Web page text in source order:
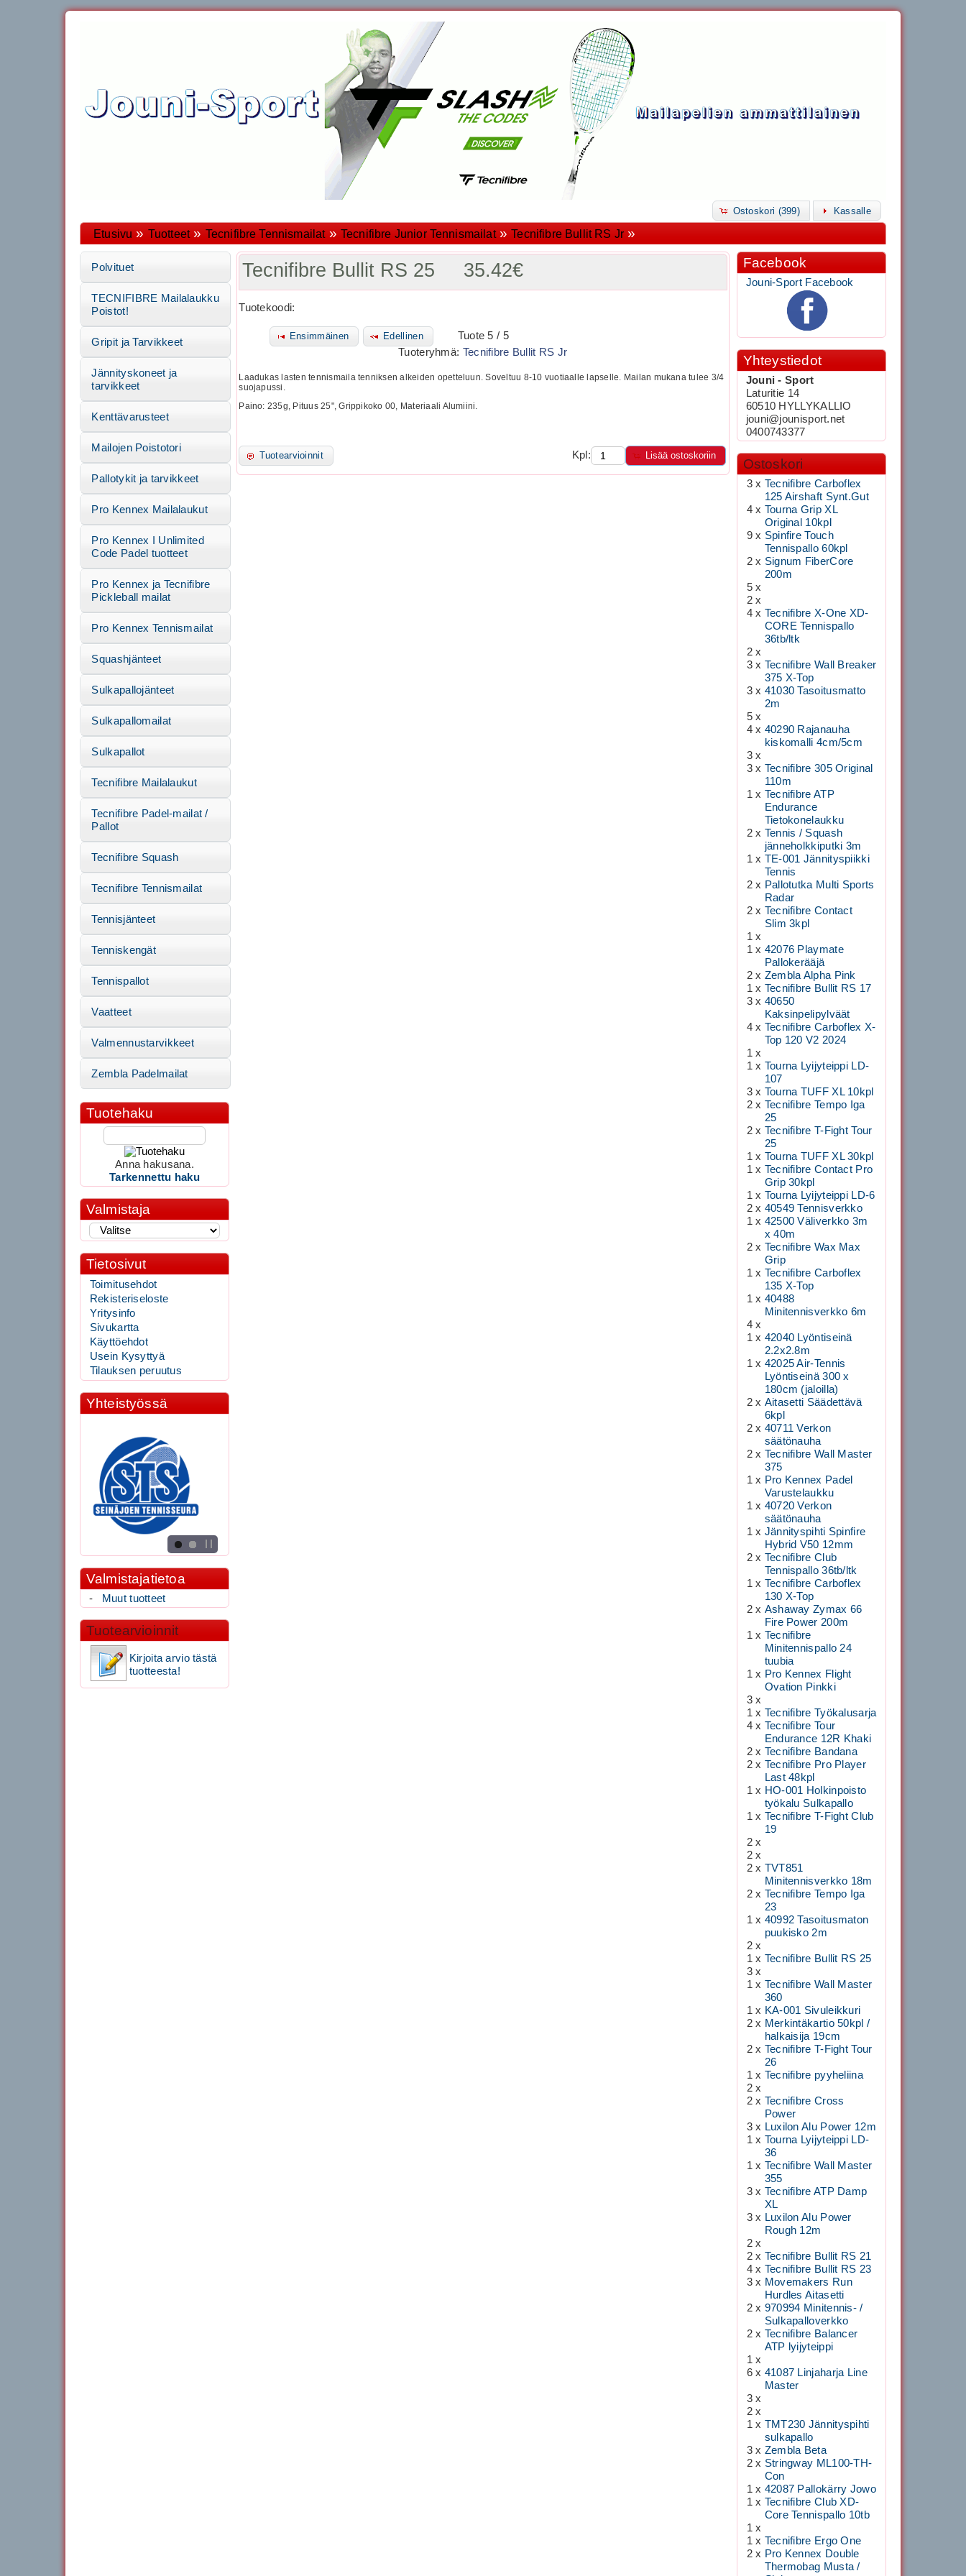
Ostoskori (399) Kassalle
Etusivu » Tuotteet» Tecnifibre Tennismailat» Tecnifibre Junior Tennismailat»Tecnifibre Bullit RS Jr »
Tecnifibre Bullit RS 25 35.42€
Tuotekoodi:
Ensimmäinen Edellinen
Tuote 5 / 5
Tuoteryhmä: Tecnifibre Bullit RS Jr
Laadukas lasten tennismaila tenniksen alkeiden opetteluun. Soveltuu 8-10 vuotiaalle lapselle. Mailan mukana tulee 3/4
suojapussi.
Paino: 235g, Pituus 25", Grippikoko 00, Materiaali Alumiini.
Kpl: Lisää ostoskoriin
Tuotearvioinnit
Polvituet
TECNIFIBRE Mailalaukku
Poistot!
Gripit ja Tarvikkeet
Jännityskoneet ja
tarvikkeet
Kenttävarusteet
Mailojen Poistotori
Pallotykit ja tarvikkeet
Pro Kennex Mailalaukut
Pro Kennex I Unlimited
Code Padel tuotteet
Pro Kennex ja Tecnifibre
Pickleball mailat
Pro Kennex Tennismailat
Squashjänteet
Sulkapallojänteet
Sulkapallomailat
Sulkapallot
Tecnifibre Mailalaukut
Tecnifibre Padel-mailat /
Pallot
Tecnifibre Squash
Tecnifibre Tennismailat
Tennisjänteet
Tenniskengät
Tennispallot
Vaatteet
Valmennustarvikkeet
Zembla Padelmailat
Tuotehaku
Anna hakusana.
Tarkennettu haku
Valmistaja
Tietosivut
Toimitusehdot
Rekisteriseloste
Yritysinfo
Sivukartta
Käyttöehdot
Usein Kysyttyä
Tilauksen peruutus
Yhteistyössä
Valmistajatietoa
- Muut tuotteet
Tuotearvioinnit
Kirjoita arvio tästä
tuotteesta!
Facebook
Jouni-Sport Facebook
Yhteystiedot
Jouni - Sport
Laturitie 14
60510 HYLLYKALLIO
jouni@jounisport.net
0400743377
Ostoskori
3 x Tecnifibre Carboflex
125 Airshaft Synt.Gut
4 x Tourna Grip XL
Original 10kpl
9 x Spinfire Touch
Tennispallo 60kpl
2 x Signum FiberCore
200m
5 x
2 x
4 x Tecnifibre X-One XD-
CORE Tennispallo
36tb/ltk
2 x
3 x Tecnifibre Wall Breaker
375 X-Top
3 x 41030 Tasoitusmatto
2m
5 x
4 x 40290 Rajanauha
kiskomalli 4cm/5cm
3 x
3 x Tecnifibre 305 Original
110m
1 x Tecnifibre ATP
Endurance
Tietokonelaukku
2 x Tennis / Squash
jänneholkkiputki 3m
1 x TE-001 Jännityspiikki
Tennis
2 x Pallotutka Multi Sports
Radar
2 x Tecnifibre Contact
Slim 3kpl
1 x
1 x 42076 Playmate
Pallokerääjä
2 x Zembla Alpha Pink
1 x Tecnifibre Bullit RS 17
3 x 40650
Kaksinpelipylväät
4 x Tecnifibre Carboflex X-
Top 120 V2 2024
1 x
1 x Tourna Lyijyteippi LD-
107
3 x Tourna TUFF XL 10kpl
2 x Tecnifibre Tempo Iga
25
2 x Tecnifibre T-Fight Tour
25
1 x Tourna TUFF XL 30kpl
1 x Tecnifibre Contact Pro
Grip 30kpl
1 x Tourna Lyijyteippi LD-6
2 x 40549 Tennisverkko
1 x 42500 Väliverkko 3m
x 40m
2 x Tecnifibre Wax Max
Grip
1 x Tecnifibre Carboflex
135 X-Top
1 x 40488
Minitennisverkko 6m
4 x
1 x 42040 Lyöntiseinä
2.2x2.8m
1 x 42025 Air-Tennis
Lyöntiseinä 300 x
180cm (jaloilla)
2 x Aitasetti Säädettävä
6kpl
2 x 40711 Verkon
säätönauha
2 x Tecnifibre Wall Master
375
1 x Pro Kennex Padel
Varustelaukku
1 x 40720 Verkon
säätönauha
1 x Jännityspihti Spinfire
Hybrid V50 12mm
2 x Tecnifibre Club
Tennispallo 36tb/ltk
1 x Tecnifibre Carboflex
130 X-Top
2 x Ashaway Zymax 66
Fire Power 200m
1 x Tecnifibre
Minitennispallo 24
tuubia
1 x Pro Kennex Flight
Ovation Pinkki
3 x
1 x Tecnifibre Työkalusarja
4 x Tecnifibre Tour
Endurance 12R Khaki
2 x Tecnifibre Bandana
2 x Tecnifibre Pro Player
Last 48kpl
1 x HO-001 Holkinpoisto
työkalu Sulkapallo
1 x Tecnifibre T-Fight Club
19
2 x
2 x
2 x TVT851
Minitennisverkko 18m
2 x Tecnifibre Tempo Iga
23
1 x 40992 Tasoitusmaton
puukisko 2m
2 x
1 x Tecnifibre Bullit RS 25
3 x
1 x Tecnifibre Wall Master
360
1 x KA-001 Sivuleikkuri
2 x Merkintäkartio 50kpl /
halkaisija 19cm
2 x Tecnifibre T-Fight Tour
26
1 x Tecnifibre pyyheliina
2 x
2 x Tecnifibre Cross
Power
3 x Luxilon Alu Power 12m
1 x Tourna Lyijyteippi LD-
36
1 x Tecnifibre Wall Master
355
3 x Tecnifibre ATP Damp
XL
3 x Luxilon Alu Power
Rough 12m
2 x
2 x Tecnifibre Bullit RS 21
4 x Tecnifibre Bullit RS 23
3 x Movemakers Run
Hurdles Aitasetti
2 x 970994 Minitennis- /
Sulkapalloverkko
2 x Tecnifibre Balancer
ATP lyijyteippi
1 x
6 x 41087 Linjaharja Line
Master
3 x
2 x
1 x TMT230 Jännityspihti
sulkapallo
3 x Zembla Beta
2 x Stringway ML100-TH-
Con
1 x 42087 Pallokärry Jowo
1 x Tecnifibre Club XD-
Core Tennispallo 10tb
1 x
1 x Tecnifibre Ergo One
2 x Pro Kennex Double
Thermobag Musta /